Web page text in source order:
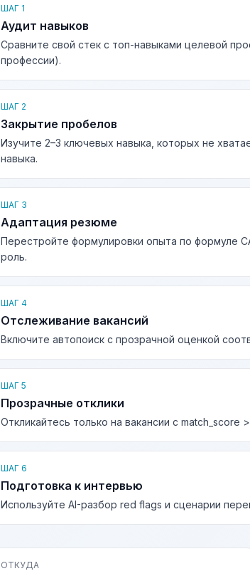
ШАГ 1
Аудит навыков
Сравните свой стек с топ-навыками целевой
профессии).
ШАГ 2
Закрытие пробелов
Изучите 2–3 ключевых навыка, которых не
навыка.
ШАГ 3
Адаптация резюме
Перестройте формулировки опыта по формуле
роль.
ШАГ 4
Отслеживание вакансий
Включите автопоиск с прозрачной оценкой
ШАГ 5
Прозрачные отклики
Откликайтесь только на вакансии с
ШАГ 6
Подготовка к интервью
Используйте AI-разбор red flags и сценарии
ОТКУДА